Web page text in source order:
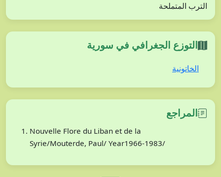
الترب المتملحة
التوزع الجغرافي في سورية
الخاتونية
المراجع
Nouvelle Flore du Liban et de la
Syrie/Mouterde, Paul/ Year1966-1983/